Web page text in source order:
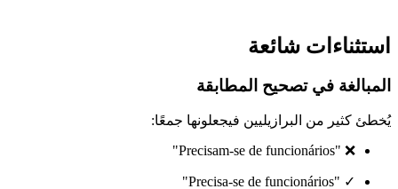
استثناءات شائعة
المبالغة في تصحيح المطابقة
يُخطئ كثير من البرازيليين فيجعلونها جمعًا:
❌ "Precisam-se de funcionários"
✓ "Precisa-se de funcionários"